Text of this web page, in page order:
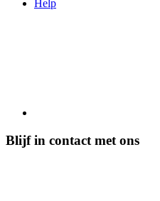
Help
Blijf in contact met ons